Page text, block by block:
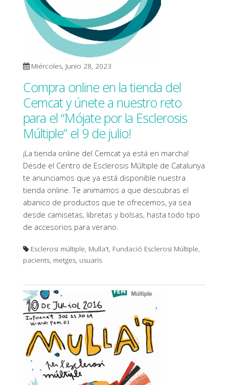
Miércoles, Junio 28, 2023
Compra online en la tienda del
Cemcat y únete a nuestro reto
para el “Mójate por la Esclerosis
Múltiple” el 9 de julio!
¡La tienda online del Cemcat ya está en marcha!
Desde el Centro de Esclerosis Múltiple de Catalunya
te anunciamos que ya está disponible nuestra
tienda online. Te animamos a que descubras el
abanico de productos que te ofrecemos, ya sea
desde camisetas, libretas y bolsas, hasta todo tipo
de accesorios para verano.
Esclerosi múltiple, Mulla't, Fundació Esclerosi Múltiple,
pacients, metges, usuaris